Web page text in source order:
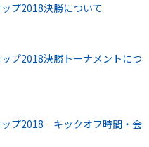
プ2018決勝について
プ2018決勝トーナメントにつ
プ2018 キックオフ時間・会